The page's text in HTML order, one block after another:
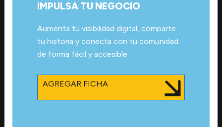
IMPULSA TU NEGOCIO
Aumenta tu visibilidad digital, comparte
tu historia y conecta con tu comunidad
de forma fácil y accesible.
AGREGAR FICHA